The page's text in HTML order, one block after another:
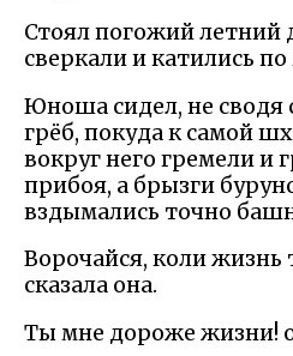
Стоял погожий летний
сверкали и катились
Юноша сидел, не сводя
грёб, покуда к самой
вокруг него гремели и
прибоя, а брызги
вздымались точно
Ворочайся, коли жизнь
сказала она.
Ты мне дороже жизни!